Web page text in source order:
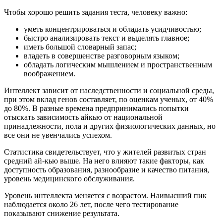
Чтобы хорошо решить задания теста, человеку важно:
уметь концентрироваться и обладать усидчивостью;
быстро анализировать текст и выделять главное;
иметь большой словарный запас;
владеть в совершенстве разговорным языком;
обладать логическим мышлением и пространственным
воображением.
Интеллект зависит от наследственности и социальной среды,
при этом вклад генов составляет, по оценкам ученых, от 40%
до 80%. В разные времена предпринимались попытки
отыскать зависимость айкью от национальной
принадлежности, пола и других физиологических данных, но
все они не увенчались успехом.
Статистика свидетельствует, что у жителей развитых стран
средний ай-кью выше. На него влияют такие факторы, как
доступность образования, разнообразие и качество питания,
уровень медицинского обслуживания.
Уровень интеллекта меняется с возрастом. Наивысший пик
наблюдается около 26 лет, после чего тестирование
показывают снижение результата.